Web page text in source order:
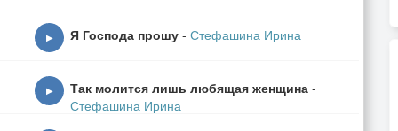
▶ Я Господа прошу - Стефашина Ирина
▶ Так молится лишь любящая женщина -
Стефашина Ирина